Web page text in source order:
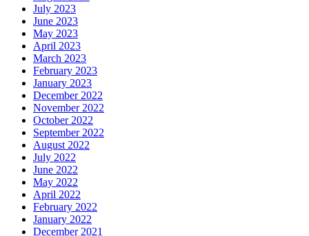
July 2023
June 2023
May 2023
April 2023
March 2023
February 2023
January 2023
December 2022
November 2022
October 2022
September 2022
August 2022
July 2022
June 2022
May 2022
April 2022
February 2022
January 2022
December 2021